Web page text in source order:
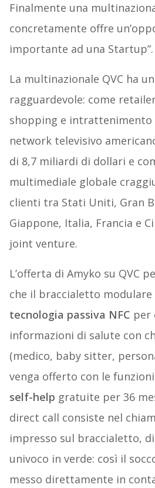
Finalmente una
concretamente offre
importante ad una Startup”.
La multinazionale QVC ha
ragguardevole: come
shopping e intrattenimento
network televisivo
di 8,7 miliardi di dollari e
multimediale globale
clienti tra Stati Uniti, Gran
Giappone, Italia, Francia e
joint venture.
L’offerta di Amyko su QVC
che il braccialetto
tecnologia passiva NFC per
informazioni di salute con
(medico, baby sitter,
venga offerto con le
self-help gratuite per 36
direct call consiste nel
impresso sul braccialetto,
univoco in verde: così il
messo direttamente in